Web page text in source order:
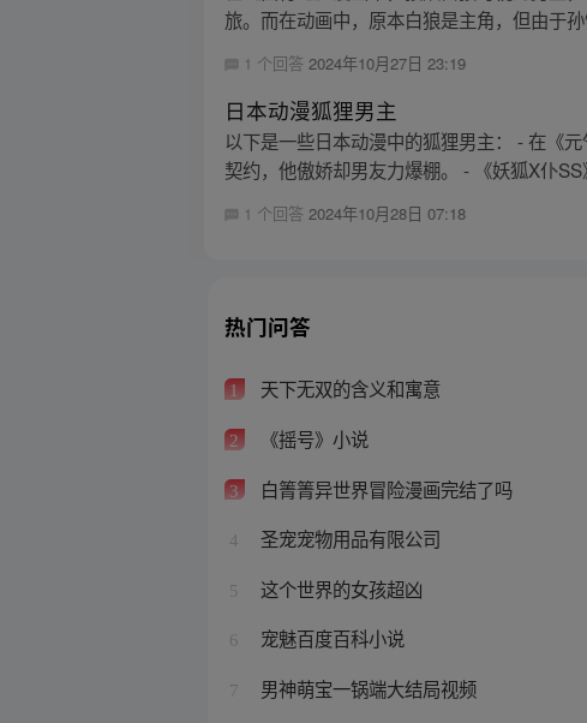
旅。而在动画中，原本白狼是主角，但由于
1 个回答 2024年10月27日 23:19
日本动漫狐狸男主
以下是一些日本动漫中的狐狸男主： - 在《
契约，他傲娇却男友力爆棚。 - 《妖狐X仆
1 个回答2024年10月28日 07:18
热门问答
1 天下无双的含义和寓意
2 《摇号》小说
3 白箐箐异世界冒险漫画完结了吗
4 圣宠宠物用品有限公司
5 这个世界的女孩超凶
6 宠魅百度百科小说
7 男神萌宝一锅端大结局视频